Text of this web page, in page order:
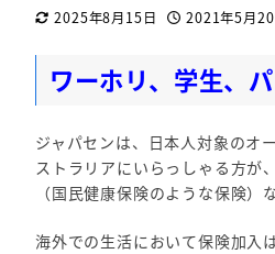
更新日2025年8月15日 投稿日2021年5月20
ワーホリ、学生、
ジャパセンは、日本人対象のオ
ストラリアにいらっしゃる方が
（国民健康保険のような保険）
海外での生活において保険加入